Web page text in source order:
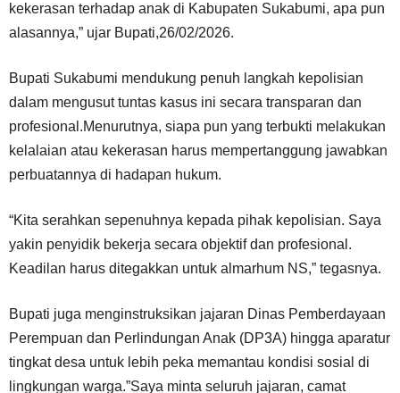
kekerasan terhadap anak di Kabupaten Sukabumi, apa pun
alasannya,” ujar Bupati,26/02/2026.
Bupati Sukabumi mendukung penuh langkah kepolisian
dalam mengusut tuntas kasus ini secara transparan dan
profesional.Menurutnya, siapa pun yang terbukti melakukan
kelalaian atau kekerasan harus mempertanggung jawabkan
perbuatannya di hadapan hukum.
“Kita serahkan sepenuhnya kepada pihak kepolisian. Saya
yakin penyidik bekerja secara objektif dan profesional.
Keadilan harus ditegakkan untuk almarhum NS,” tegasnya.
Bupati juga menginstruksikan jajaran Dinas Pemberdayaan
Perempuan dan Perlindungan Anak (DP3A) hingga aparatur
tingkat desa untuk lebih peka memantau kondisi sosial di
lingkungan warga.”Saya minta seluruh jajaran, camat